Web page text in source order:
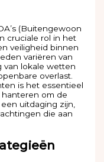
(Buitengewoon
cruciale rol in het
veiligheid binnen
variëren van
van lokale wetten
overlast.
is het essentieel
om de
uitdaging zijn,
die aan